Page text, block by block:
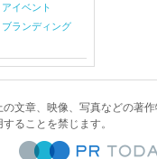
イベント
ランディング
の文章、映像、写真などの著
ることを禁じます。